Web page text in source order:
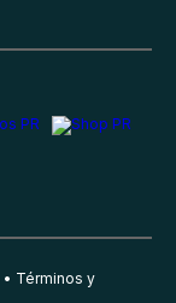
Términos y